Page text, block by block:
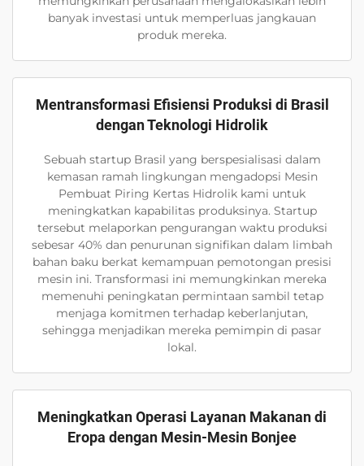
banyak investasi untuk memperluas jangkauan
produk mereka.
Mentransformasi Efisiensi Produksi di Brasil
dengan Teknologi Hidrolik
Sebuah startup Brasil yang berspesialisasi dalam
kemasan ramah lingkungan mengadopsi Mesin
Pembuat Piring Kertas Hidrolik kami untuk
meningkatkan kapabilitas produksinya. Startup
tersebut melaporkan pengurangan waktu produksi
sebesar 40% dan penurunan signifikan dalam limbah
bahan baku berkat kemampuan pemotongan presisi
mesin ini. Transformasi ini memungkinkan mereka
memenuhi peningkatan permintaan sambil tetap
menjaga komitmen terhadap keberlanjutan,
sehingga menjadikan mereka pemimpin di pasar
lokal.
Meningkatkan Operasi Layanan Makanan di
Eropa dengan Mesin-Mesin Bonjee